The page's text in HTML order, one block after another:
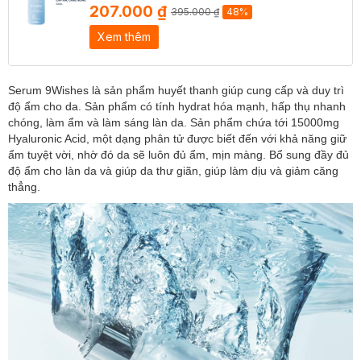
207.000 ₫ 395.000 ₫ 48%
Xem thêm
Serum 9Wishes là sản phẩm huyết thanh giúp cung cấp và duy trì
độ ẩm cho da. Sản phẩm có tính hydrat hóa mạnh, hấp thụ nhanh
chóng, làm ẩm và làm sáng làn da. Sản phẩm chứa tới 15000mg
Hyaluronic Acid, một dạng phân tử được biết đến với khả năng giữ
ẩm tuyệt vời, nhờ đó da sẽ luôn đủ ẩm, mịn màng. Bổ sung đầy đủ
độ ẩm cho làn da và giúp da thư giãn, giúp làm dịu và giảm căng
thẳng.